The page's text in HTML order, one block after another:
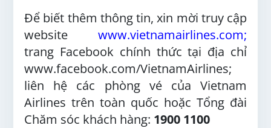
Để biết thêm thông tin, xin mời truy cập
website www.vietnamairlines.com;
trang Facebook chính thức tại địa chỉ
www.facebook.com/VietnamAirlines;
liên hệ các phòng vé của Vietnam
Airlines trên toàn quốc hoặc Tổng đài
Chăm sóc khách hàng: 1900 1100